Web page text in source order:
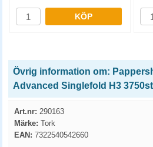
KÖP
Övrig information om:
Advanced Singlefold H3
Art.nr: 290163
Märke: Tork
EAN: 7322540542660